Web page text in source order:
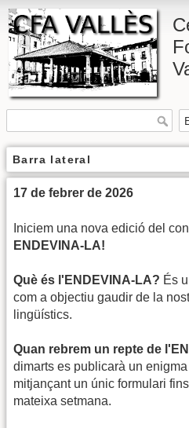
Barra lateral
17 de febrer de 2026
Iniciem una nova edició del
ENDEVINA-LA!
Què és l'ENDEVINA-LA? És
com a objectiu gaudir de la
lingüístics.
Quan rebrem un repte de
dimarts es publicarà un
mitjançant un únic formulari
mateixa setmana.